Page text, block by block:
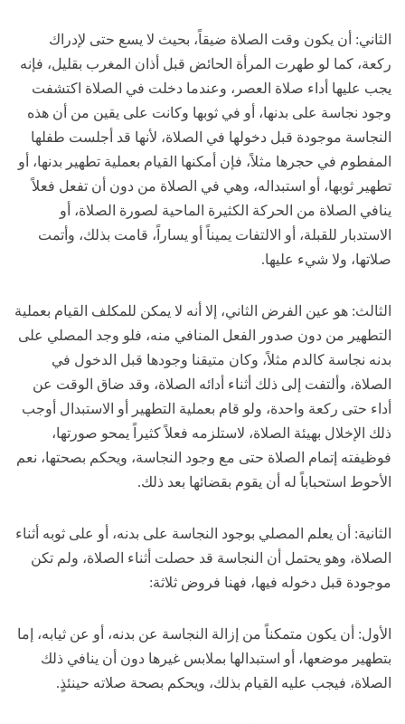
الثاني: أن يكون وقت الصلاة ضيقاً، بحيث لا يسع حتى لإدراك
ركعة، كما لو طهرت المرأة الحائض قبل أذان المغرب بقليل، فإنه
يجب عليها أداء صلاة العصر، وعندما دخلت في الصلاة اكتشفت
وجود نجاسة على بدنها، أو في ثوبها وكانت على يقين من أن هذه
النجاسة موجودة قبل دخولها في الصلاة، لأنها قد أجلست طفلها
المفطوم في حجرها مثلاً، فإن أمكنها القيام بعملية تطهير بدنها، أو
تطهير ثوبها، أو استبداله، وهي في الصلاة من دون أن تفعل فعلاً
ينافي الصلاة من الحركة الكثيرة الماحية لصورة الصلاة، أو
الاستدبار للقبلة، أو الالتفات يميناً أو يساراً، قامت بذلك، وأتمت
صلاتها، ولا شيء عليها.
الثالث: هو عين الفرض الثاني، إلا أنه لا يمكن للمكلف القيام بعملية
التطهير من دون صدور الفعل المنافي منه، فلو وجد المصلي على
بدنه نجاسة كالدم مثلاً، وكان متيقنا وجودها قبل الدخول في
الصلاة، وألتفت إلى ذلك أثناء أدائه الصلاة، وقد ضاق الوقت عن
أداء حتى ركعة واحدة، ولو قام بعملية التطهير أو الاستبدال أوجب
ذلك الإخلال بهيئة الصلاة، لاستلزمه فعلاً كثيراً يمحو صورتها،
فوظيفته إتمام الصلاة حتى مع وجود النجاسة، ويحكم بصحتها، نعم
الأحوط استحباباً له أن يقوم بقضائها بعد ذلك.
الثانية: أن يعلم المصلي بوجود النجاسة على بدنه، أو على ثوبه أثناء
الصلاة، وهو يحتمل أن النجاسة قد حصلت أثناء الصلاة، ولم تكن
موجودة قبل دخوله فيها، فهنا فروض ثلاثة:
الأول: أن يكون متمكناً من إزالة النجاسة عن بدنه، أو عن ثيابه، إما
بتطهير موضعها، أو استبدالها بملابس غيرها دون أن ينافي ذلك
الصلاة، فيجب عليه القيام بذلك، ويحكم بصحة صلاته حينئذٍ.